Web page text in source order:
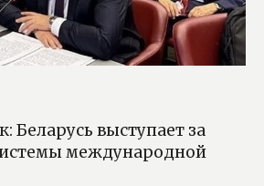
Беларусь выступает за
международной